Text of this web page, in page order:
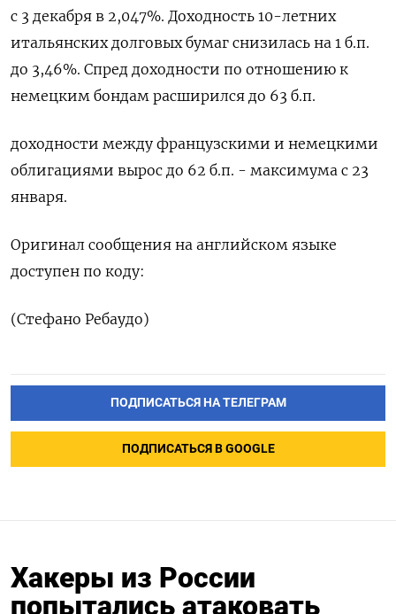
с 3 ‌декабря в 2,047%. Доходность 10-летних
итальянских долговых бумаг снизилась на 1 б.п.
до 3,46%. Спред доходности по отношению к
немецким бондам ‍расширился до ‍63 б.п.
доходности между французскими и немецкими
‍облигациями вырос до 62 б.п. - максимума с 23
января.
Оригинал сообщения на ⁠английском языке
доступен по коду:
(Стефано Ребаудо)
ПОДПИСАТЬСЯ НА ТЕЛЕГРАМ
ПОДПИСАТЬСЯ В GOOGLE
Хакеры из России
попытались атаковать